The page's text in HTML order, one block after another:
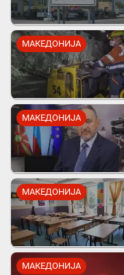
МАКЕДОНИЈА
МАКЕДОНИЈА
МАКЕДОНИЈА
МАКЕДОНИЈА